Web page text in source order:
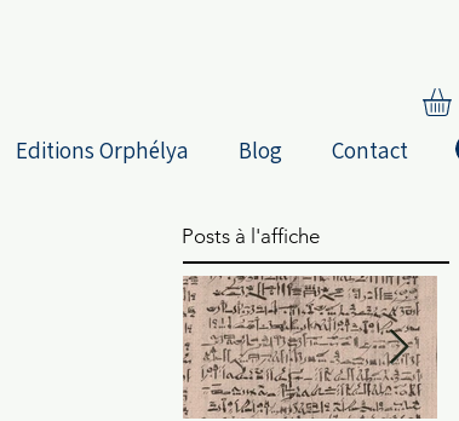
Editions Orphélya Blog Contact
Posts à l'affiche